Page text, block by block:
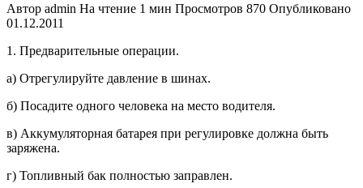
Автор admin На чтение 1 мин Просмотров 870 Опубликовано
01.12.2011
1. Предварительные операции.
а) Отрегулируйте давление в шинах.
б) Посадите одного человека на ме­сто водителя.
в) Аккумуляторная батарея при ре­гулировке должна быть
заряжена.
г) Топливный бак полностью за­правлен.